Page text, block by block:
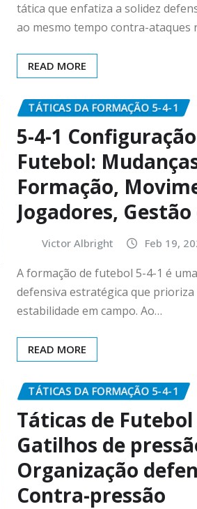
tática que enfatiza a solidez
ao mesmo tempo contra-ataques
READ MORE
TÁTICAS DA FORMAÇÃO 5-4-1
5-4-1
Futebol:
Formação,
Jogadores, Gestão
Victor Albright Feb 19,
A formação de futebol 5-4-1 é
defensiva estratégica que prioriza
estabilidade em campo. Ao…
READ MORE
TÁTICAS DA FORMAÇÃO 5-4-1
Táticas de Futebol
Gatilhos de
Organização
Contra-pressão